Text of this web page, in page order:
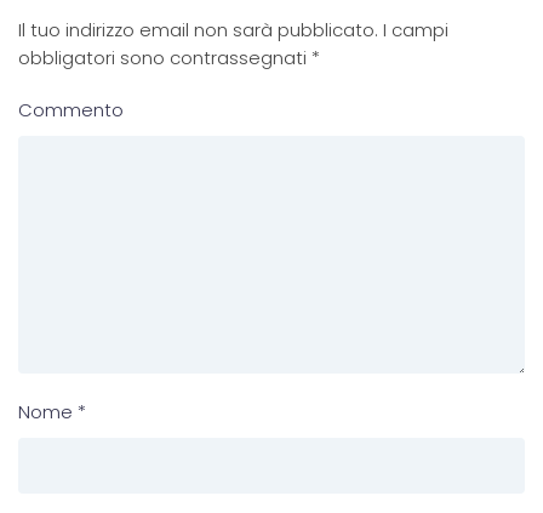
Il tuo indirizzo email non sarà pubblicato. I campi
obbligatori sono contrassegnati *
Commento
Nome *